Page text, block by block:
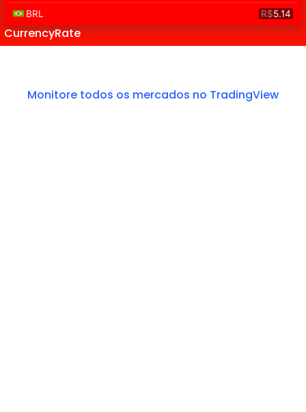
CurrencyRate
Monitore todos os mercados no TradingView